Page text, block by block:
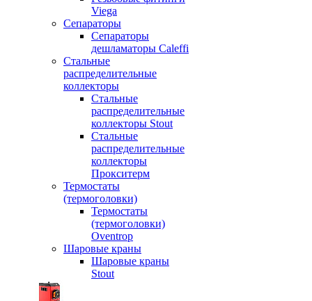
Viega
Сепараторы
Сепараторы
дешламаторы Caleffi
Стальные
распределительные
коллекторы
Стальные
распределительные
коллекторы Stout
Стальные
распределительные
коллекторы
Прокситерм
Термостаты
(термоголовки)
Термостаты
(термоголовки)
Oventrop
Шаровые краны
Шаровые краны
Stout